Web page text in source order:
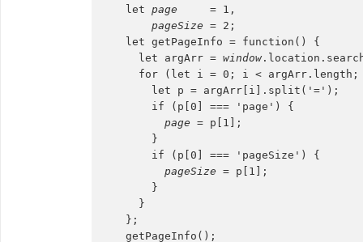
  let
page = 1,
pageSize = 2;
  let getPageInfo = function() {
    let argArr =
window
for (let i = 0; i <
      let p = argArr[i].split('=');
      if (p[0] === 'page') {
page = p[1];
      }
      if (p[0] === 'pageSize') {
pageSize = p[1];
      }
    }
  };
  getPageInfo();